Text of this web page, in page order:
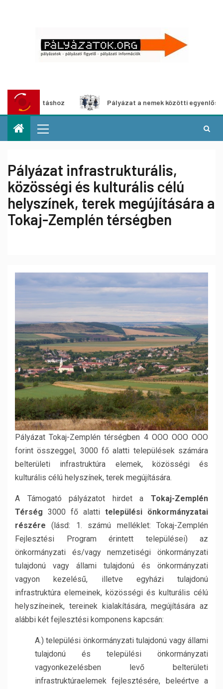
Pályázat a nemek közötti egyenlőség európai
Pályázat infrastrukturális,
közösségi és kulturális célú
helyszínek, terek megújítására a
Tokaj-Zemplén térségben
Pályázat Tokaj-Zemplén térségben 4 OOO OOO OOO
forint összeggel, 3000 fő alatti települések számára
belterületi infrastruktúra elemek, közösségi és
kulturális célú helyszínek, terek megújítására.
A Támogató pályázatot hirdet a Tokaj-Zemplén
Térség 3000 fő alatti települési önkormányzatai
részére (lásd: 1. számú melléklet: Tokaj-Zemplén
Fejlesztési Program érintett települései) az
önkormányzati és/vagy nemzetiségi önkormányzati
tulajdonú vagy állami tulajdonú és önkormányzati
vagyon kezelésű, illetve egyházi tulajdonú
infrastruktúra elemeinek, közösségi és kulturális célú
helyszíneinek, tereinek kialakítására, megújítására az
alábbi két fejlesztési komponens kapcsán:
A.) települési önkormányzati tulajdonú vagy állami
tulajdonú és települési önkormányzati
vagyonkezelésben levő belterületi
infrastruktúraelemek fejlesztésére, beleértve a